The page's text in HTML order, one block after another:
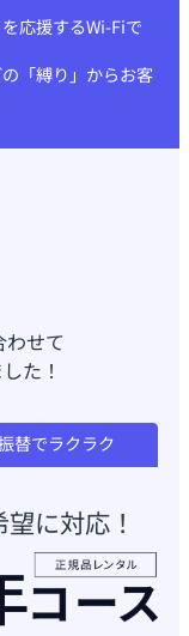
応援するWi-Fiで
「縛り」からお客
わせて
た！
替でラクラク
に対応！